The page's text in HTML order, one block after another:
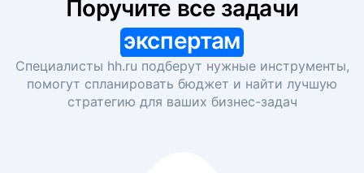
экспертам
Специалисты hh.ru подберут нужные инструменты,
помогут спланировать бюджет и найти лучшую
стратегию для ваших бизнес-задач